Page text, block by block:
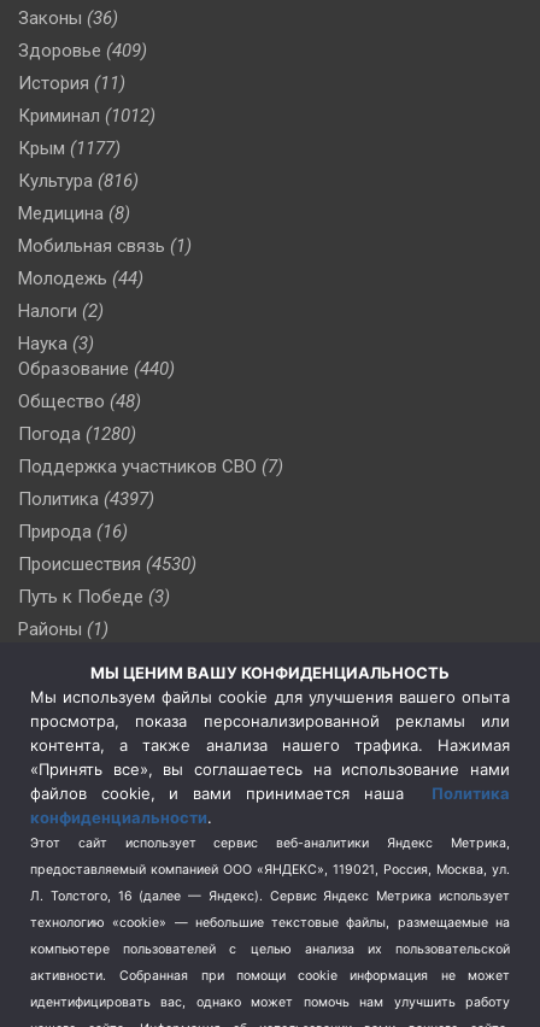
Законы (36)
Здоровье (409)
История (11)
Криминал (1012)
Крым (1177)
Культура (816)
Медицина (8)
Мобильная связь (1)
Молодежь (44)
Налоги (2)
Наука (3)
Образование (440)
Общество (48)
Погода (1280)
Поддержка участников СВО (7)
Политика (4397)
Природа (16)
Происшествия (4530)
Путь к Победе (3)
Районы (1)
(510)
Сельское хозяйство (3)
Социальная политика
(3)
Спецоперация в Украине
Спецоперация на Украине
(404)
Спорт (740)
Терроризм (1)
Транспорт (262)
Туризм (178)
Флот (76)
МЫ ЦЕНИМ ВАШУ КОНФИДЕНЦИАЛЬНОСТЬ
Мы используем файлы cookie для улучшения вашего опыта
просмотра, показа персонализированной рекламы или
контента, а также анализа нашего трафика. Нажимая
«Принять все», вы соглашаетесь на использование нами
файлов cookie, и вами принимается наша Политика
конфиденциальности.
Этот сайт использует сервис веб-аналитики Яндекс Метрика,
предоставляемый компанией ООО «ЯНДЕКС», 119021, Россия, Москва, ул.
Л. Толстого, 16 (далее — Яндекс). Сервис Яндекс Метрика использует
технологию «cookie» — небольшие текстовые файлы, размещаемые на
компьютере пользователей с целью анализа их пользовательской
активности.
Собранная при помощи cookie информация не может
идентифицировать вас, однако может помочь нам улучшить работу